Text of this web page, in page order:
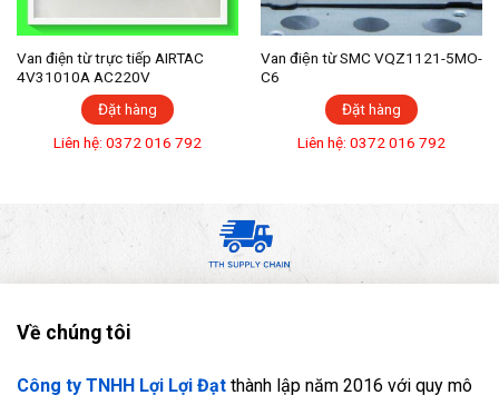
Van điện từ trực tiếp AIRTAC
4V31010A AC220V
Đặt hàng
Liên hệ: 0372 016 792
Van điện từ SMC VQZ1121-5MO-
C6
Đặt hàng
Liên hệ: 0372 016 792
Về chúng tôi
Công ty TNHH Lợi Lợi Đạt thành lập năm 2016 với quy mô